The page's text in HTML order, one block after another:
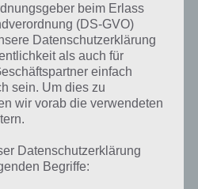
beim Erlass
(DS-GVO)
Datenschutzerklärung
als auch für
einfach
sein. Um dies zu
wir vorab die verwendeten
Datenschutzerklärung
Begriffe: